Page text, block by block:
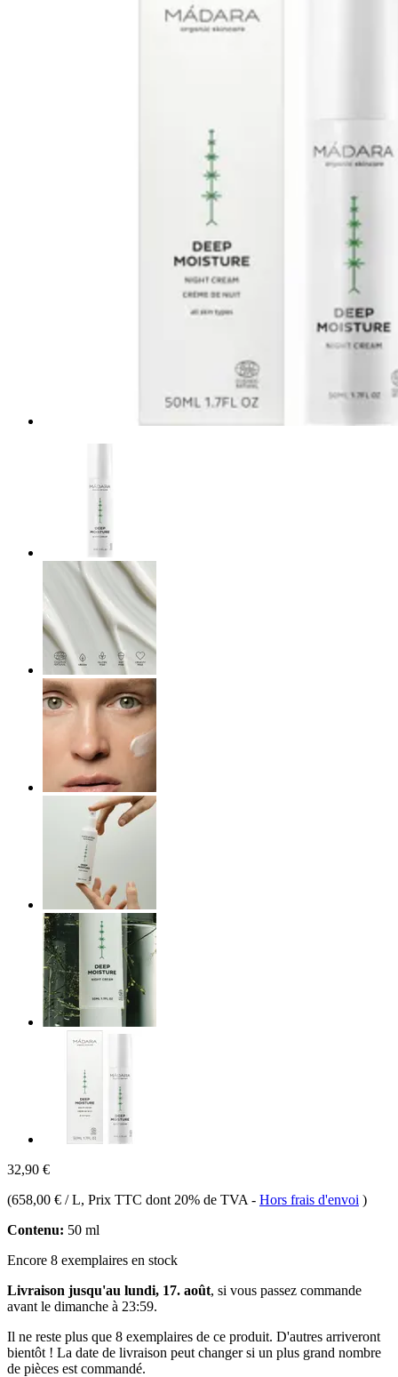
32,90 €
(658,00 € / L, Prix TTC dont 20% de TVA - Hors frais d'envoi )
Contenu: 50 ml
Encore 8 exemplaires en stock
Livraison jusqu'au lundi, 17. août, si vous passez commande
avant le dimanche à 23:59.
Il ne reste plus que 8 exemplaires de ce produit. D'autres arriveront
bientôt ! La date de livraison peut changer si un plus grand nombre
de pièces est commandé.